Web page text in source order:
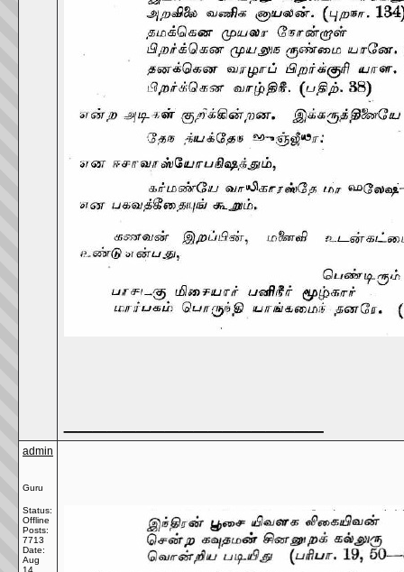
admin
Guru
Status:
Offline
Posts:
7713
Date:
Aug
14,